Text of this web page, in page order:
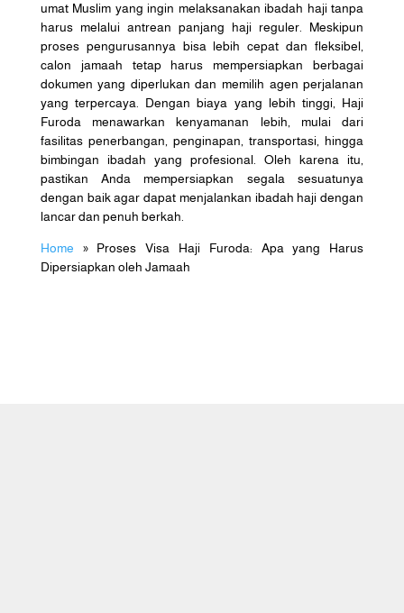
umat Muslim yang ingin melaksanakan ibadah haji tanpa
harus melalui antrean panjang haji reguler. Meskipun
proses pengurusannya bisa lebih cepat dan fleksibel,
calon jamaah tetap harus mempersiapkan berbagai
dokumen yang diperlukan dan memilih agen perjalanan
yang terpercaya. Dengan biaya yang lebih tinggi, Haji
Furoda menawarkan kenyamanan lebih, mulai dari
fasilitas penerbangan, penginapan, transportasi, hingga
bimbingan ibadah yang profesional. Oleh karena itu,
pastikan Anda mempersiapkan segala sesuatunya
dengan baik agar dapat menjalankan ibadah haji dengan
lancar dan penuh berkah.
Home » Proses Visa Haji Furoda: Apa yang Harus
Dipersiapkan oleh Jamaah